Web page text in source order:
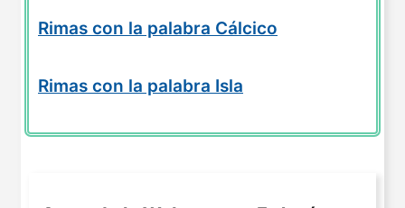
Rimas con la palabra Cálcico
Rimas con la palabra Isla